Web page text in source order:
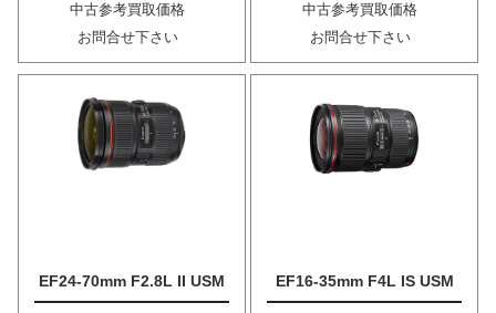
中古参考買取価格
お問合せ下さい
中古参考買取価格
お問合せ下さい
EF24-70mm F2.8L II USM EF16-35mm F4L IS USM